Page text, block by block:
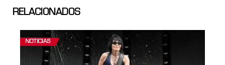
RELACIONADOS
NOTICIAS